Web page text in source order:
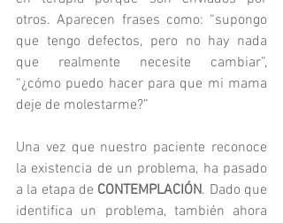
otros. Aparecen frases como: “supongo
que tengo defectos, pero no hay nada
que realmente necesite cambiar”,
“¿cómo puedo hacer para que mi mama
deje de molestarme?”
Una vez que nuestro paciente reconoce
la existencia de un problema, ha pasado
a la etapa de CONTEMPLACIÓN. Dado que
identifica un problema, también ahora